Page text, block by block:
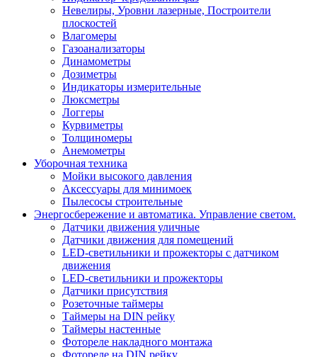
Невелиры, Уровни лазерные, Построители
плоскостей
Влагомеры
Газоанализаторы
Динамометры
Дозиметры
Индикаторы измерительные
Люксметры
Логгеры
Курвиметры
Толщиномеры
Анемометры
Уборочная техника
Мойки высокого давления
Аксессуары для минимоек
Пылесосы строительные
Энергосбережение и автоматика. Управление светом.
Датчики движения уличные
Датчики движения для помещений
LED-светильники и прожекторы с датчиком
движения
LED-светильники и прожекторы
Датчики присутствия
Розеточные таймеры
Таймеры на DIN рейку
Таймеры настенные
Фотореле накладного монтажа
Фотореле на DIN рейку